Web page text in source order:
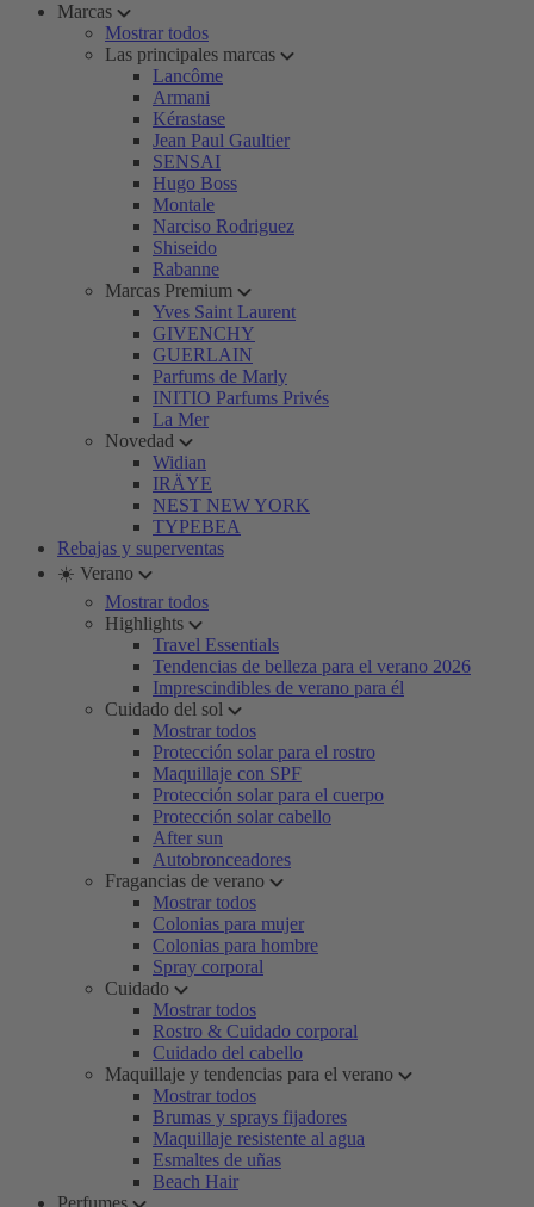
Marcas
Mostrar todos
Las principales marcas
Lancôme
Armani
Kérastase
Jean Paul Gaultier
SENSAI
Hugo Boss
Montale
Narciso Rodriguez
Shiseido
Rabanne
Marcas Premium
Yves Saint Laurent
GIVENCHY
GUERLAIN
Parfums de Marly
INITIO Parfums Privés
La Mer
Novedad
Widian
IRÄYE
NEST NEW YORK
TYPEBEA
Rebajas y superventas
☀️ Verano
Mostrar todos
Highlights
Travel Essentials
Tendencias de belleza para el verano 2026
Imprescindibles de verano para él
Cuidado del sol
Mostrar todos
Protección solar para el rostro
Maquillaje con SPF
Protección solar para el cuerpo
Protección solar cabello
After sun
Autobronceadores
Fragancias de verano
Mostrar todos
Colonias para mujer
Colonias para hombre
Spray corporal
Cuidado
Mostrar todos
Rostro & Cuidado corporal
Cuidado del cabello
Maquillaje y tendencias para el verano
Mostrar todos
Brumas y sprays fijadores
Maquillaje resistente al agua
Esmaltes de uñas
Beach Hair
Perfumes